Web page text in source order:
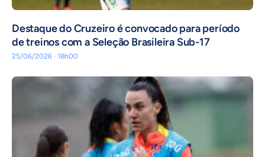
Destaque do Cruzeiro é convocado para período
de treinos com a Seleção Brasileira Sub-17
25/06/2026 · 18h00